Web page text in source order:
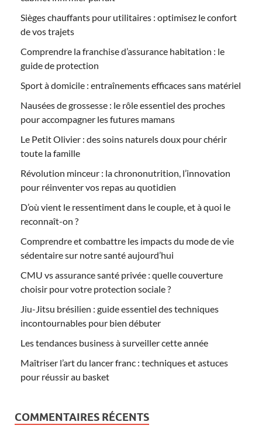
Sièges chauffants pour utilitaires : optimisez le confort
de vos trajets
Comprendre la franchise d’assurance habitation : le
guide de protection
Sport à domicile : entraînements efficaces sans matériel
Nausées de grossesse : le rôle essentiel des proches
pour accompagner les futures mamans
Le Petit Olivier : des soins naturels doux pour chérir
toute la famille
Révolution minceur : la chrononutrition, l’innovation
pour réinventer vos repas au quotidien
D’où vient le ressentiment dans le couple, et à quoi le
reconnaît-on ?
Comprendre et combattre les impacts du mode de vie
sédentaire sur notre santé aujourd’hui
CMU vs assurance santé privée : quelle couverture
choisir pour votre protection sociale ?
Jiu-Jitsu brésilien : guide essentiel des techniques
incontournables pour bien débuter
Les tendances business à surveiller cette année
Maîtriser l’art du lancer franc : techniques et astuces
pour réussir au basket
COMMENTAIRES RÉCENTS